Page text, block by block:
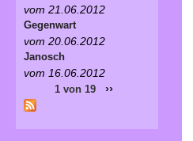
vom 21.06.2012
Gegenwart
vom 20.06.2012
Janosch
vom 16.06.2012
1 von 19 ››